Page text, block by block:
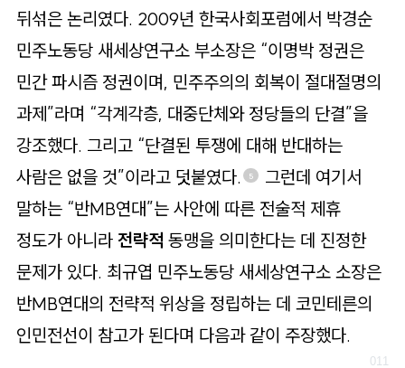
뒤섞은 논리였다. 2009년 한국사회포럼에서 박경순
민주노동당 새세상연구소 부소장은 “이명박 정권은
민간 파시즘 정권이며, 민주주의의 회복이 절대절명의
과제”라며 “각계각층, 대중단체와 정당들의 단결”을
강조했다. 그리고 “단결된 투쟁에 대해 반대하는
사람은 없을 것”이라고 덧붙였다.
5
그런데 여기서
말하는 “반MB연대”는 사안에 따른 전술적 제휴
정도가 아니라 전략적 동맹을 의미한다는 데 진정한
문제가 있다. 최규엽 민주노동당 새세상연구소 소장은
반MB연대의 전략적 위상을 정립하는 데 코민테른의
인민전선이 참고가 된다며 다음과 같이 주장했다.